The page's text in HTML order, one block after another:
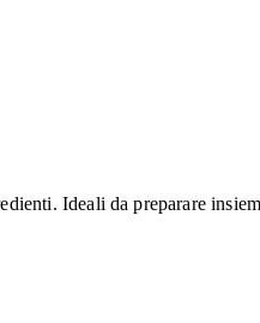
Ideali da preparare